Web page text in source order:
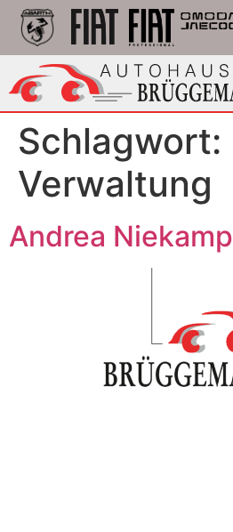
Schlagwort:
Verwaltung
Andrea Niekamp